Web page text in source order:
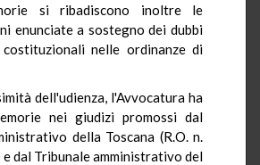
si ribadiscono inoltre le
enunciate a sostegno dei dubbi
nelle ordinanze di
dell'udienza, l'Avvocatura ha
nei giudizi promossi dal
della Toscana (R.O. n.
dal Tribunale amministrativo del